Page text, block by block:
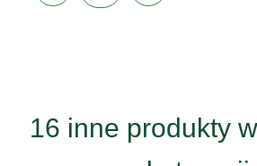
16 inne produkty